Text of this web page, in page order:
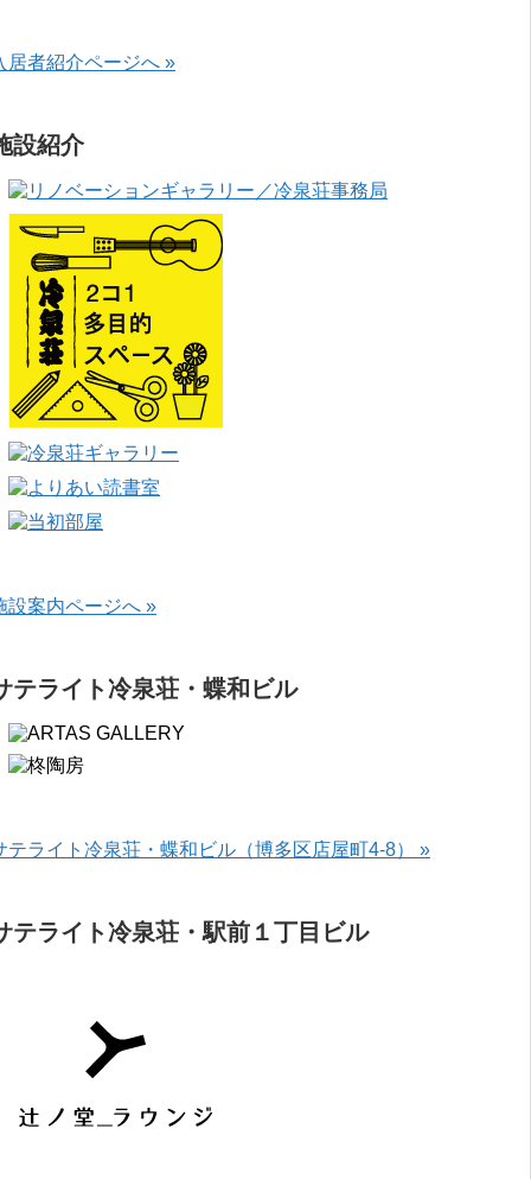
居者紹介ページへ »
設紹介
設案内ページへ »
テライト冷泉荘・蝶和ビル
テライト冷泉荘・蝶和ビル（博多区店屋町4-8） »
テライト冷泉荘・駅前１丁目ビル